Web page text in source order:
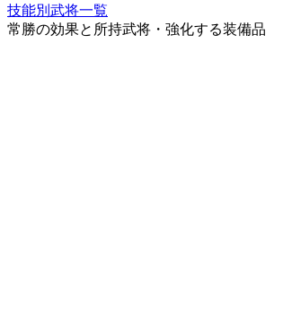
技能別武将一覧
常勝の効果と所持武将・強化する装備品